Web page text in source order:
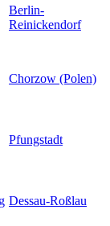
Berlin-
Reinickendorf
Chorzow (Polen)
Pfungstadt
Dessau-Roßlau